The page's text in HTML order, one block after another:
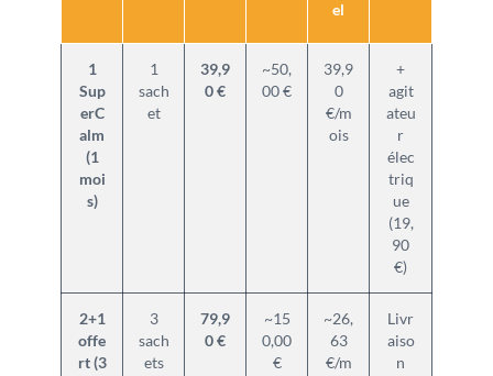
el
1
Sup
erC
alm
(1
moi
s)
1
sach
et
39,9
0 €
~50,
00 €
39,9
0
€/m
ois
+
agit
ateu
r
élec
triq
ue
(19,
90
€)
2+1
offe
rt (3
3
sach
ets
79,9
0 €
~15
0,00
€
~26,
63
€/m
Livr
aiso
n